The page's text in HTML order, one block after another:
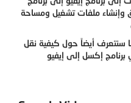
ملفات تشغيل ومساحة
سنتعرف أيضاً حول كيفية نقل